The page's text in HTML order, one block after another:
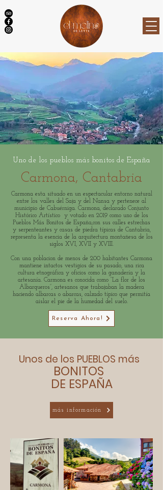
Uno de los pueblos más bonitos de España
Carmona, Cantabria
Carmona esta situado en un espectacular entorno natural
entre los valles del Saja y del Nansa y pertenece al
municipio de Cabuérniga. Carmona, declarado Conjunto
Histórico Artístico y votado en 2019 como uno de los
Pueblos Más Bonitos de España,con sus calles estrechas
y serpenteantes y casas de piedra típicas de Cantabria,
representa la esencia de la arquitectura montañesa de los
siglos XVI, XVII y XVIII.
Con una poblacion de menos de 200 habitantes Carmona
mantiene intactos vestigios de su pasado, una rica
cultura etnográfica y oficios como la ganadería y la
artesanía. Carmona es conocida como “La flor de los
Albarqueros”, artesanos que trabajaban la madera
haciendo albarcas o abarcas, calzado típico que permitía
aislar el pie de la humedad del suelo.
Reserva Ahora!
Unos de los PUEBLOS más
BONITOS
DE ESPAÑA
más información